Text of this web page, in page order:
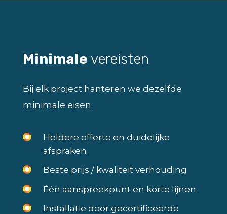
Minimale vereisten
Bij elk project hanteren we dezelfde
minimale eisen.
Heldere offerte en duidelijke
afspraken
Beste prijs / kwaliteit verhouding
Één aanspreekpunt en korte lijnen
Installatie door gecertificeerde